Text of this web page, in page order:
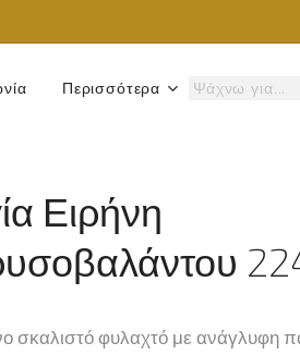
Περισσότερα
Ειρήνη
σκαλιστό φυλαχτό με ανάγλυφη